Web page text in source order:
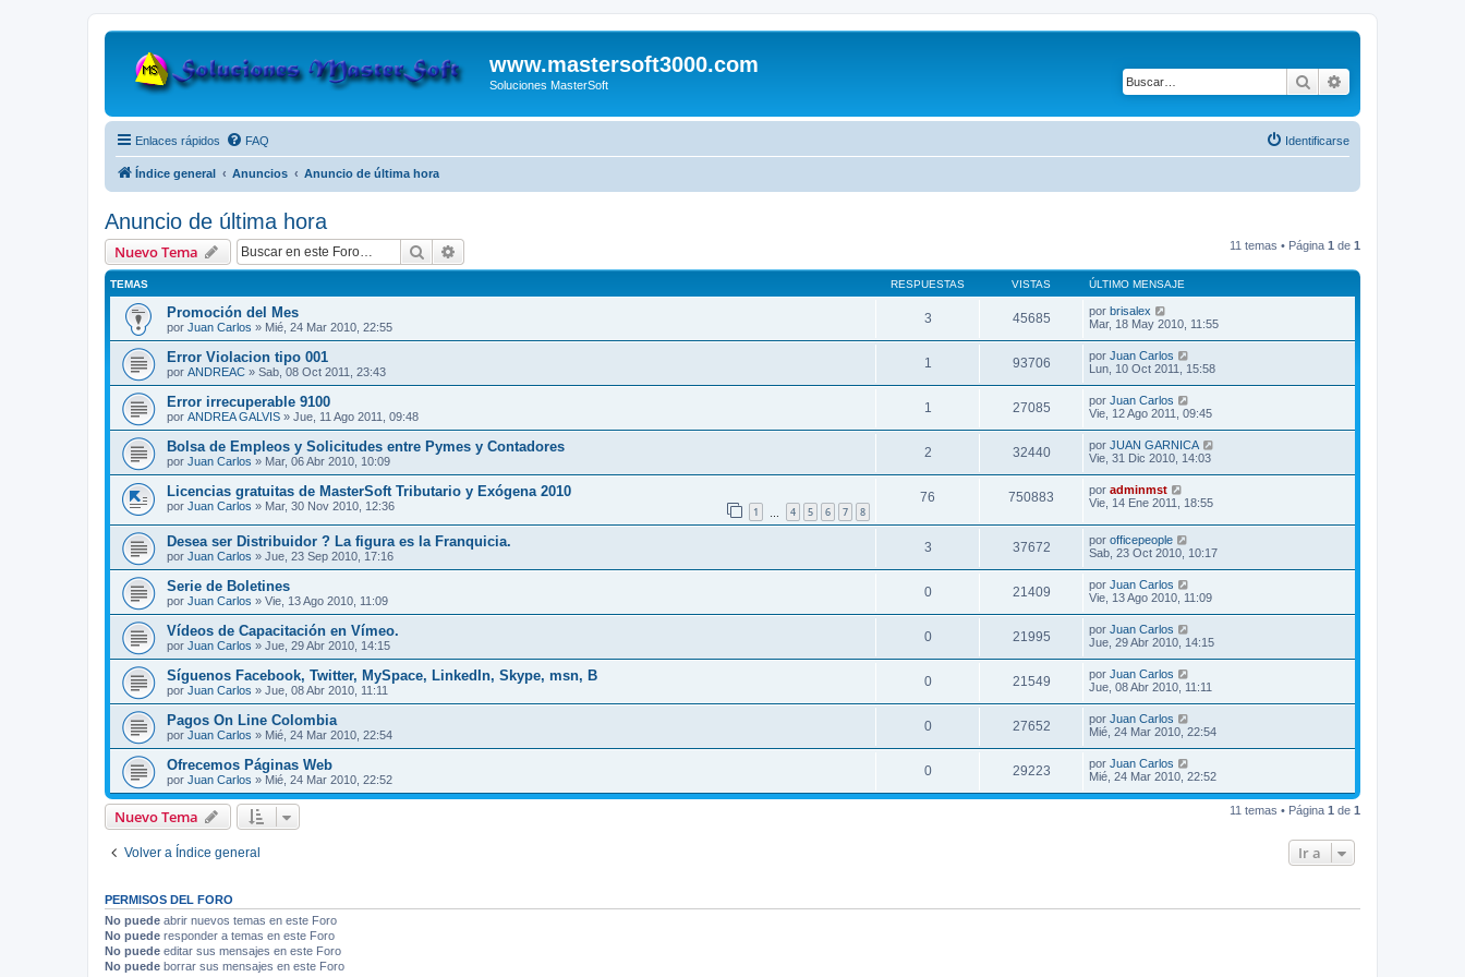
www.mastersoft3000.com
Soluciones MasterSoft Buscar
Enlaces rápidos FAQ Identificarse
Índice general Anuncios Anuncio de última hora
Anuncio de última hora
Nuevo Tema Buscar 11 temas • Página 1 de 1
TEMAS RESPUESTAS VISTAS ÚLTIMO MENSAJE
Promoción del Mes
por Juan Carlos » Mié, 24 Mar 2010, 22:55
3 45685 por brisalex
Mar, 18 May 2010, 11:55
Error Violacion tipo 001
por ANDREAC » Sab, 08 Oct 2011, 23:43
1 93706 por Juan Carlos
Lun, 10 Oct 2011, 15:58
Error irrecuperable 9100
por ANDREA GALVIS » Jue, 11 Ago 2011, 09:48
1 27085 por Juan Carlos
Vie, 12 Ago 2011, 09:45
Bolsa de Empleos y Solicitudes entre Pymes y Contadores
por Juan Carlos » Mar, 06 Abr 2010, 10:09
2 32440 por JUAN GARNICA
Vie, 31 Dic 2010, 14:03
Licencias gratuitas de MasterSoft Tributario y Exógena 2010
por Juan Carlos » Mar, 30 Nov 2010, 12:36 1 4 5 6 7 8
76 750883 por adminmst
Vie, 14 Ene 2011, 18:55
Desea ser Distribuidor ? La figura es la Franquicia.
por Juan Carlos » Jue, 23 Sep 2010, 17:16
3 37672 por officepeople
Sab, 23 Oct 2010, 10:17
Serie de Boletines
por Juan Carlos » Vie, 13 Ago 2010, 11:09
0 21409 por Juan Carlos
Vie, 13 Ago 2010, 11:09
Vídeos de Capacitación en Vímeo.
por Juan Carlos » Jue, 29 Abr 2010, 14:15
0 21995 por Juan Carlos
Jue, 29 Abr 2010, 14:15
Síguenos Facebook, Twitter, MySpace, LinkedIn, Skype, msn, B
por Juan Carlos » Jue, 08 Abr 2010, 11:11
0 21549 por Juan Carlos
Jue, 08 Abr 2010, 11:11
Pagos On Line Colombia
por Juan Carlos » Mié, 24 Mar 2010, 22:54
0 27652 por Juan Carlos
Mié, 24 Mar 2010, 22:54
Ofrecemos Páginas Web
por Juan Carlos » Mié, 24 Mar 2010, 22:52
0 29223 por Juan Carlos
Mié, 24 Mar 2010, 22:52
Nuevo Tema 11 temas • Página 1 de 1
Volver a Índice general Ir a
PERMISOS DEL FORO
No puede abrir nuevos temas en este Foro
No puede responder a temas en este Foro
No puede editar sus mensajes en este Foro
No puede borrar sus mensajes en este Foro